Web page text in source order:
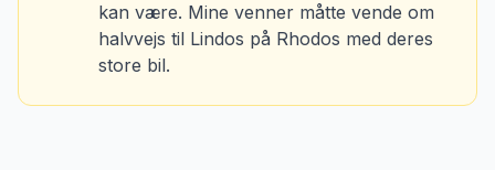
kan være. Mine venner måtte vende om
halvvejs til Lindos på Rhodos med deres
store bil.